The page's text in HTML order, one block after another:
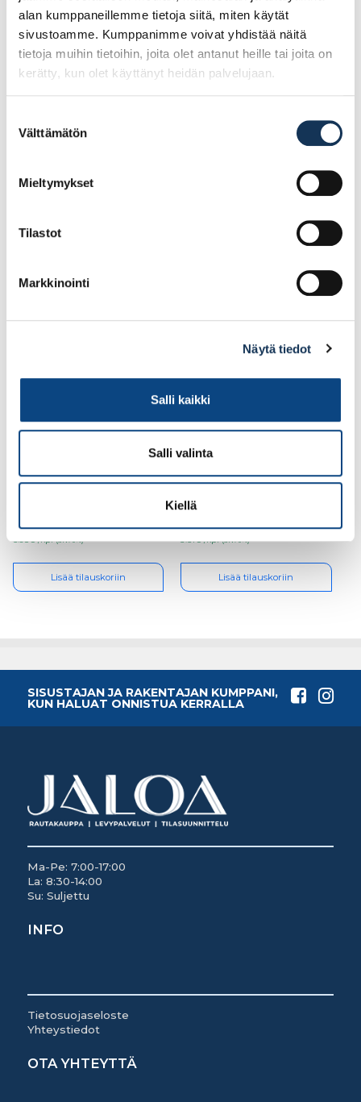
alan kumppaneillemme tietoja siitä, miten käytät
sivustoamme. Kumppanimme voivat yhdistää näitä
tietoja muihin tietoihin, joita olet antanut heille tai joita on
kerätty, kun olet käyttänyt heidän palvelujaan.
valinta
Välttämätön
Mieltymykset
Tilastot
Markkinointi
Näytä tiedot
Salli kaikki
Salli valinta
Kiellä
Guide 308
viiltosuojakäsineet,
Lisää tilauskoriin
5.98€ /kpl(alv. 0%)
Lisää tilauskoriin
3.51€ /kpl(alv. 0%)
Lisää tilauskoriin
SISUSTAJAN JA RAKENTAJAN KUMPPANI,
KUN HALUAT ONNISTUA KERRALLA
Ma-Pe: 7:00-17:00
La: 8:30-14:00
Su: Suljettu
INFO
Tietosuojaseloste
Yhteystiedot
OTA YHTEYTTÄ